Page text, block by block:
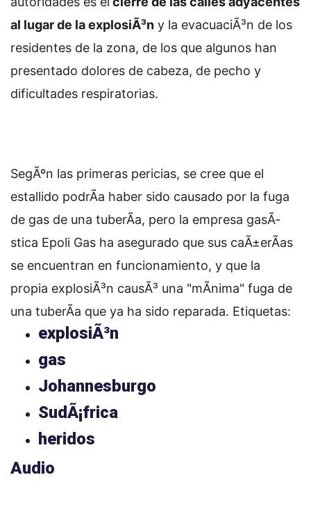
al lugar de la explosiÃ³n y la evacuaciÃ³n de los
residentes de la zona, de los que algunos han
presentado dolores de cabeza, de pecho y
dificultades respiratorias.
SegÃºn las primeras pericias, se cree que el
estallido podrÃ­a haber sido causado por la fuga
de gas de una tuberÃ­a, pero la empresa gasÃ­
stica Epoli Gas ha asegurado que sus caÃ±erÃ­as
se encuentran en funcionamiento, y que la
propia explosiÃ³n causÃ³ una "mÃ­nima" fuga de
una tuberÃ­a que ya ha sido reparada. Etiquetas:
explosiÃ³n
gas
Johannesburgo
SudÃ¡frica
heridos
Audio